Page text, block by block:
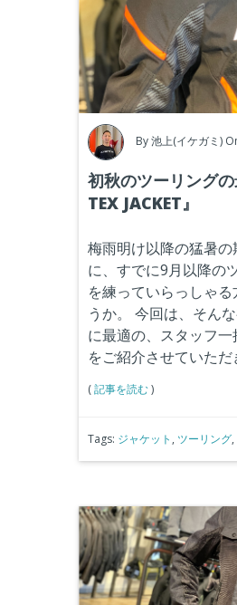
By池上(イケガミ)
初秋のツーリング
TEX JACKET』
梅雨明け以降の猛暑
に、すでに9月以降の
を練っていらっしゃ
うか。
今回は、そん
に最適の、スタッフ
をご紹介させていただ
(記事を読む)
Tags: ジャケット , ツーリング,